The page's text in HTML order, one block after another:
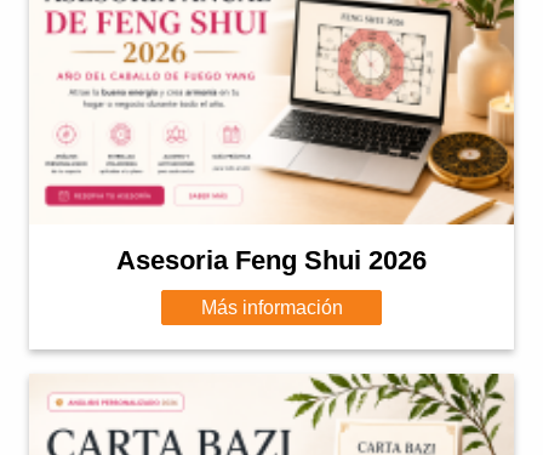
Asesoria Feng Shui 2026
Más información